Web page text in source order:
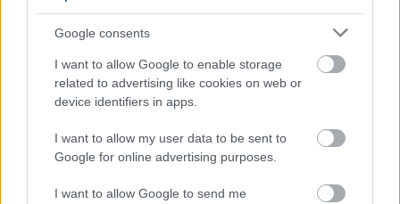
Google consents
I want to allow Google to enable storage
related to advertising like cookies on web or
device identifiers in apps.
I want to allow my user data to be sent to
Google for online advertising purposes.
I want to allow Google to send me
Ο Παγκαλαβρυτινός Σύλλογος Πατρών στο 22ο
Αντάμωμα στη